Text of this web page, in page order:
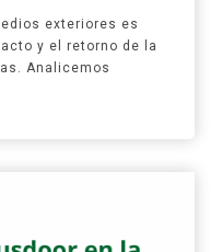
exteriores es
y el retorno de la
Analicemos